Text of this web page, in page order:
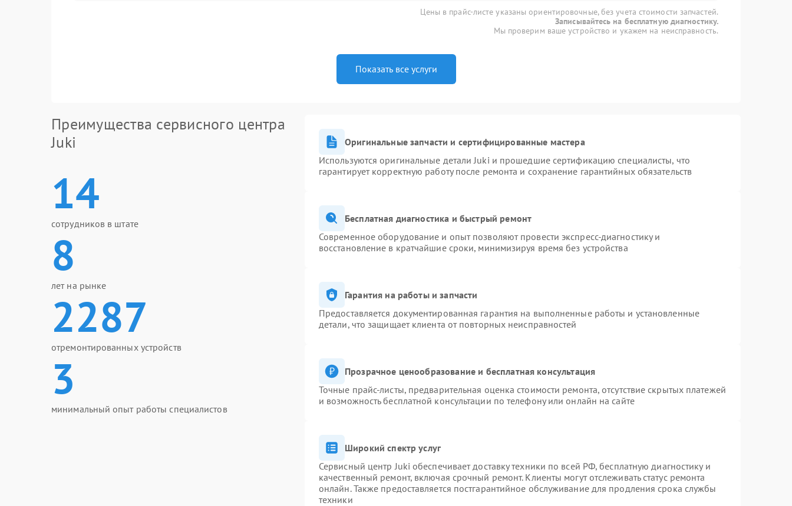
Цены в прайс-листе указаны ориентировочные, без учета стоимости запчастей.
Записывайтесь на бесплатную диагностику.
Мы проверим ваше устройство и укажем на неисправность.
Показать все услуги
Преимущества сервисного центра
Juki
14
сотрудников в штате
8
лет на рынке
2287
отремонтированных устройств
3
минимальный опыт работы специалистов
Оригинальные запчасти и сертифицированные мастера
Используются оригинальные детали Juki и прошедшие сертификацию специалисты, что
гарантирует корректную работу после ремонта и сохранение гарантийных обязательств
Бесплатная диагностика и быстрый ремонт
Современное оборудование и опыт позволяют провести экспресс-диагностику и
восстановление в кратчайшие сроки, минимизируя время без устройства
Гарантия на работы и запчасти
Предоставляется документированная гарантия на выполненные работы и установленные
детали, что защищает клиента от повторных неисправностей
Прозрачное ценообразование и бесплатная консультация
Точные прайс-листы, предварительная оценка стоимости ремонта, отсутствие скрытых платежей
и возможность бесплатной консультации по телефону или онлайн на сайте
Широкий спектр услуг
Сервисный центр Juki обеспечивает доставку техники по всей РФ, бесплатную диагностику и
качественный ремонт, включая срочный ремонт. Клиенты могут отслеживать статус ремонта
онлайн. Также предоставляется постгарантийное обслуживание для продления срока службы
техники